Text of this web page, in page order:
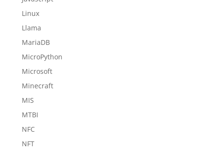
Linux
Llama
MariaDB
MicroPython
Microsoft
Minecraft
MIS
MTBI
NFC
NFT